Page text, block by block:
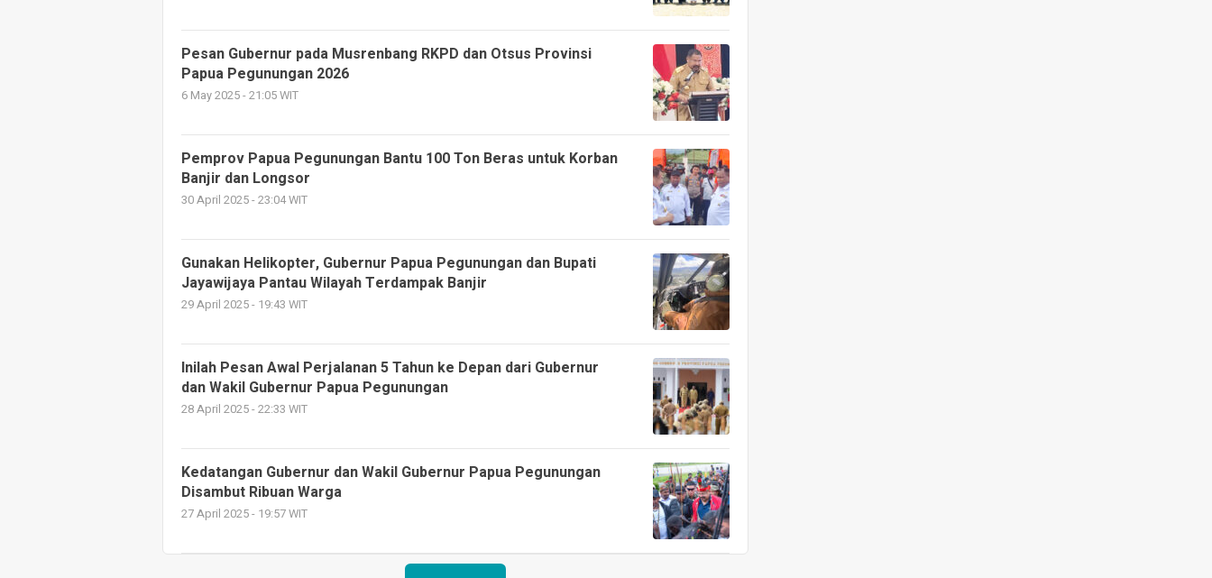
Pesan Gubernur pada Musrenbang RKPD dan Otsus Provinsi
Papua Pegunungan 2026
6 May 2025 - 21:05 WIT
Pemprov Papua Pegunungan Bantu 100 Ton Beras untuk Korban
Banjir dan Longsor
30 April 2025 - 23:04 WIT
Gunakan Helikopter, Gubernur Papua Pegunungan dan Bupati
Jayawijaya Pantau Wilayah Terdampak Banjir
29 April 2025 - 19:43 WIT
Inilah Pesan Awal Perjalanan 5 Tahun ke Depan dari Gubernur
dan Wakil Gubernur Papua Pegunungan
28 April 2025 - 22:33 WIT
Kedatangan Gubernur dan Wakil Gubernur Papua Pegunungan
Disambut Ribuan Warga
27 April 2025 - 19:57 WIT